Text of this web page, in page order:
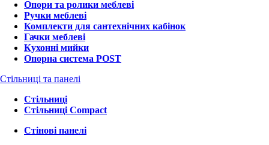
Опори та ролики меблеві
Ручки меблеві
Комплекти для сантехнічних кабінок
Гачки меблеві
Кухонні мийки
Опорна система POST
Стільниці та панелі
Стільниці
Стільниці Compact
Стінові панелі